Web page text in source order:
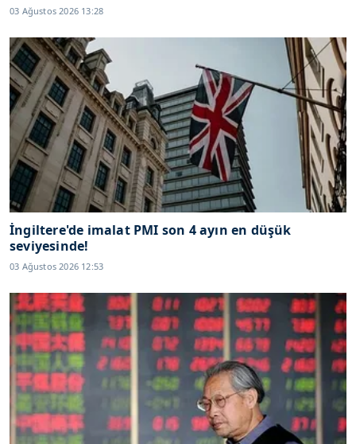
03 Ağustos 2026 13:28
İngiltere'de imalat PMI son 4 ayın en düşük
seviyesinde!
03 Ağustos 2026 12:53